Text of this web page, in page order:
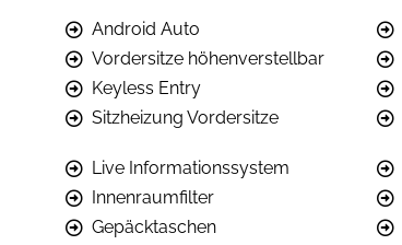
Android Auto
Vordersitze höhenverstellbar
Keyless Entry
Sitzheizung Vordersitze
Live Informationssystem
Innenraumfilter
Gepäcktaschen